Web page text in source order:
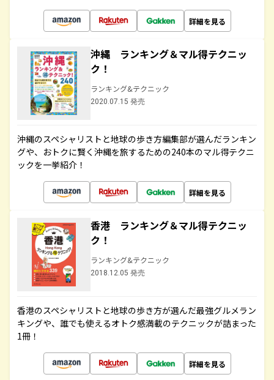
詳細を見る
沖縄 ランキング＆マル得テクニッ
ク！
ランキング&テクニック
2020.07.15 発売
沖縄のスペシャリストと地球の歩き方編集部が選んだランキン
グや、おトクに賢く沖縄を旅するための240本のマル得テクニ
ックを一挙紹介！
詳細を見る
香港 ランキング＆マル得テクニッ
ク！
ランキング&テクニック
2018.12.05 発売
香港のスペシャリストと地球の歩き方が選んだ最強グルメラン
キングや、誰でも使えるオトク感満載のテクニックが詰まった
1冊！
詳細を見る